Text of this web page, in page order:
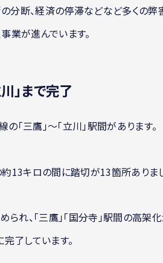
分断、経済の停滞などなど多くの弊
業が進んでいます。
」まで完了
「三鷹」～「立川」駅間があります。
約13キロの間に踏切が13箇所ありま
れ、「三鷹」「国分寺」駅間の高架
了しています。